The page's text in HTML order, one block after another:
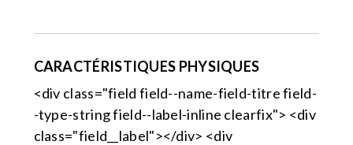
CARACTÉRISTIQUES PHYSIQUES
<div class="field field--name-field-titre field-
-type-string field--label-inline clearfix"> <div
class="field__label"></div> <div